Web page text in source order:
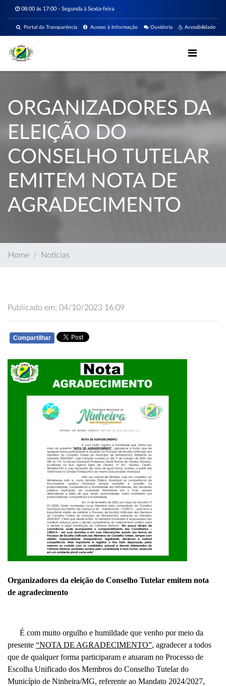
08:00 ás 17:00 - Segunda à Sexta-feira
Acessibilidade
Ouvidoria
Acesso à Informação
Portal da Transparência
ORGANIZADORES DA
ELEIÇÃO DO
CONSELHO TUTELAR
EMITEM NOTA DE
AGRADECIMENTO
Home Notícias
Publicado em: 04/10/2023 16:09
Compartilhar
Organizadores da eleição do Conselho Tutelar emitem nota
de agradecimento
É com muito orgulho e humildade que venho por meio da
presente “NOTA DE AGRADECIMENTO”, agradecer a todos
que de qualquer forma participaram e atuaram no Processo de
Escolha Unificado dos Membros do Conselho Tutelar do
Município de Ninheira/MG, referente ao Mandato 2024/2027,